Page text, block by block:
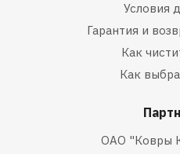
Условия
Гарантия и
Как
Как
ОАО "Ковры